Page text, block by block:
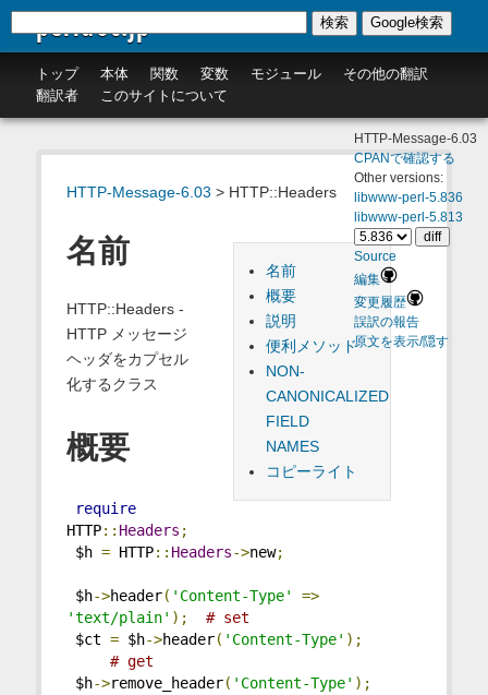
perldoc.jp
トップ 本体 関数 変数 モジュール
その他の翻訳
翻訳者
このサイトについて
検索 Google検索
HTTP-Message-6.03 > HTTP::Headers
HTTP-Message-6.03
CPANで確認する
Other versions:
libwww-perl-5.836
libwww-perl-5.813
Source
編集
変更履歴
誤訳の報告
原文を表示/隠す
名前
概要
説明
便利メソッド
NON-
CANONICALIZED
FIELD
NAMES
コピーライト
名前
HTTP::Headers -
HTTP メッセージ
ヘッダをカプセル
化するクラス
概要
require
HTTP:: Headers ;
$h = HTTP:: Headers->new;
$h->header( 'Content-Type'
=>
'text/plain' );
# set
$ct = $h->header( 'Content-Type' );
# get
$h->remove_header( 'Content-Type' );